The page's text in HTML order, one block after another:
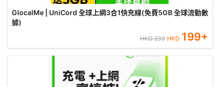
GlocalMe | UniCord 全球上網3合1快充線(免費5GB 全球流動數
據)
HKD239 HKD 199+